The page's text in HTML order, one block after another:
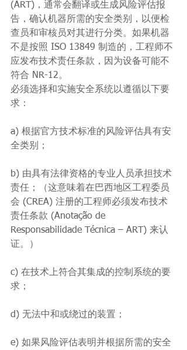
(ART)，通常会翻译或生成风险评估报
告，确认机器所需的安全类别，以便检
查员和审核员对其进行分类。如果机器
不是按照 ISO 13849 制造的，工程师不
应发布技术责任条款，因为设备可能不
符合 NR-12。
必须选择和实施安全系统以遵循以下要
求：
a) 根据官方技术标准的风险评估具有安
全类别；
b) 由具有法律资格的专业人员承担技术
责任；（这意味着在巴西地区工程委员
会 (CREA) 注册的工程师必须发布技术
责任条款 (Anotação de
Responsabilidade Técnica – ART) 来认
证。）
c) 在技术上符合其集成的控制系统的要
求；
d) 无法中和或绕过的装置；
e) 如果风险评估表明并根据所需的安全